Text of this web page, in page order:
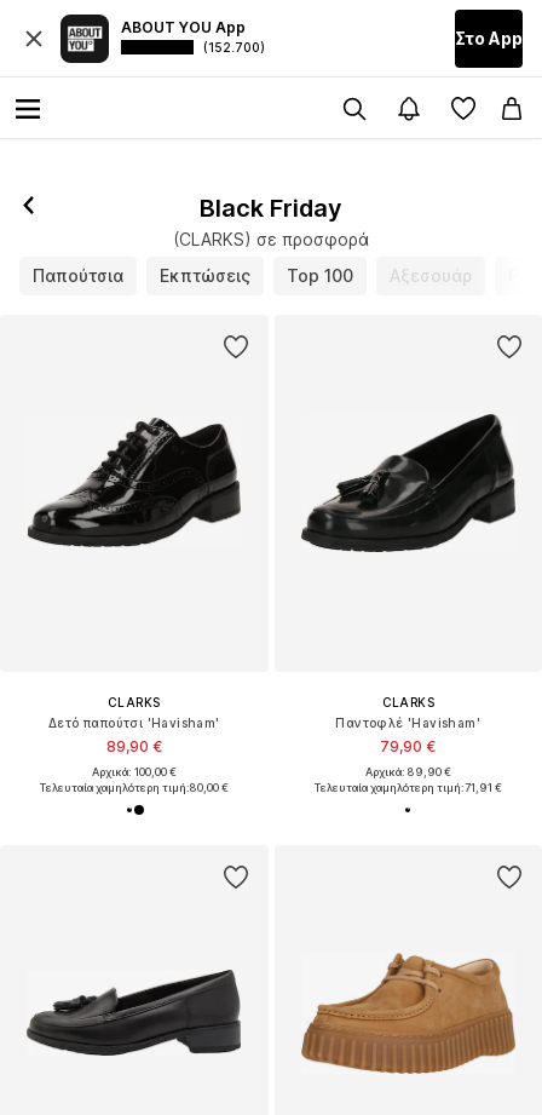
ABOUT YOU App
(152.700) Στο Αpp
Black Friday
(CLARKS) σε προσφορά
Παπούτσια
Εκπτώσεις Top 100 Αξεσουάρ
CLARKS
Δετό παπούτσι 'Havisham'
89,90 €
Αρχικά: 100,00 €
Τελευταία χαμηλότερη τιμή:80,00 €
CLARKS
Παντοφλέ 'Havisham'
79,90 €
Αρχικά: 89,90 €
Τελευταία χαμηλότερη τιμή:71,91 €